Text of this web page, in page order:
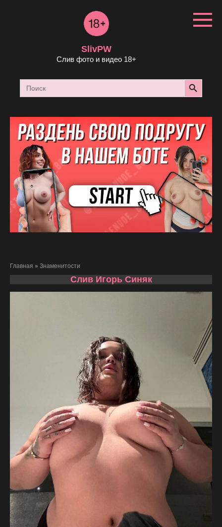
SlivPW
Слив фото и видео 18+
Search
for:
Search Button
Главная » Знаменитости
Слив Игорь Синяк